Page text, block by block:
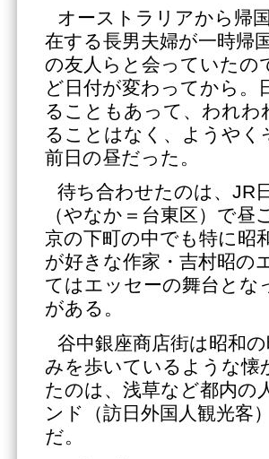
オーストラリアから帰
在する長男夫婦が一時帰
の友人らと会っていたの
ど日付が変わってから。
ることもあって、われわ
ることはなく、ようや
前日の昼だった。
待ち合わせたのは、JR
（やなか＝台東区）で
京の下町の中でも特に昭
が好きな作家・吉村昭の
てはエッセーの舞台とな
がある。
谷中銀座商店街は昭和
みを歩いているような懐
たのは、浅草など都内の
ンド（訪日外国人観光客
だ。